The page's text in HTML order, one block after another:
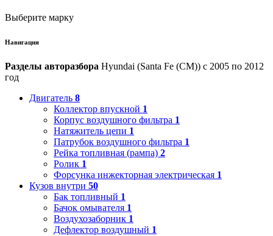
Выберите марку
Навигация
Разделы авторазбора Hyundai (Santa Fe (CM)) с 2005 по 2012
год
Двигатель 8
Коллектор впускной 1
Корпус воздушного фильтра 1
Натяжитель цепи 1
Патрубок воздушного фильтра 1
Рейка топливная (рампа) 2
Ролик 1
Форсунка инжекторная электрическая 1
Кузов внутри 50
Бак топливный 1
Бачок омывателя 1
Воздухозаборник 1
Дефлектор воздушный 1